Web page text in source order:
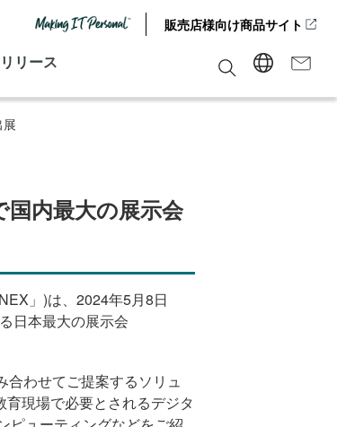
販売店様向け商品サイト
リース
内最大の展示会
」)は、 2024年5月8日
日本最大の展示会
わせてご提案するソリュ
現場で必要とされるデジタ